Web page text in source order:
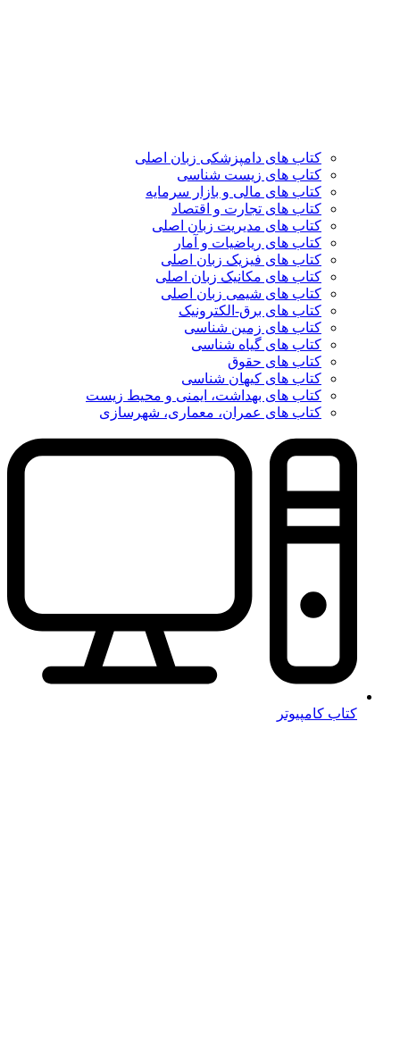
کتاب های دامپزشکی زبان اصلی
کتاب های زیست شناسی
کتاب های مالی و بازار سرمایه
کتاب های تجارت و اقتصاد
کتاب های مدیریت زبان اصلی
کتاب های ریاضیات و آمار
کتاب های فیزیک زبان اصلی
کتاب های مکانیک زبان اصلی
کتاب های شیمی زبان اصلی
کتاب های برق-الکترونیک
کتاب های زمین شناسی
کتاب های گیاه شناسی
کتاب های حقوق
کتاب های کیهان شناسی
کتاب های بهداشت، ایمنی و محیط زیست
کتاب های عمران، معماری، شهرسازی
کتاب کامپیوتر